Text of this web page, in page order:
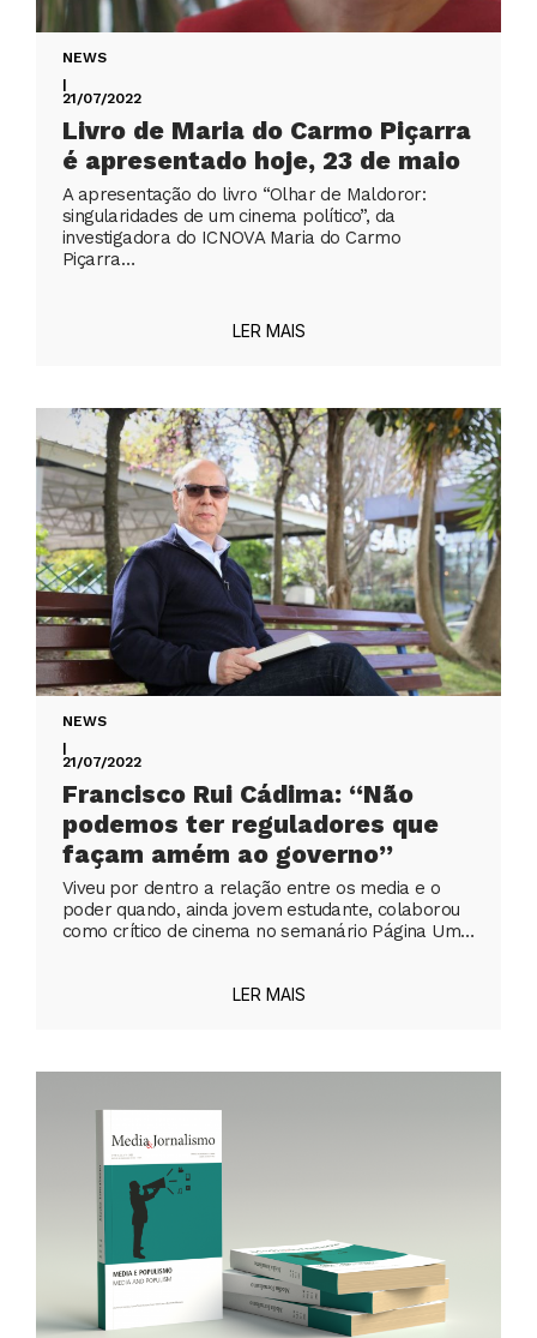
NEWS
|
21/07/2022
Livro de Maria do Carmo Piçarra
é apresentado hoje, 23 de maio
A apresentação do livro “Olhar de Maldoror:
singularidades de um cinema político”, da
investigadora do ICNOVA Maria do Carmo
Piçarra…
LER MAIS
NEWS
|
21/07/2022
Francisco Rui Cádima: “Não
podemos ter reguladores que
façam amém ao governo”
Viveu por dentro a relação entre os media e o
poder quando, ainda jovem estudante, colaborou
como crítico de cinema no semanário Página Um…
LER MAIS